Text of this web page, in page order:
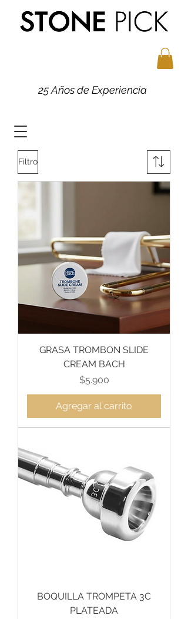
25 Años de Experiencia
Filtro
GRASA TROMBON SLIDE
CREAM BACH
Precio
$5.900
Agregar al carrito
BOQUILLA TROMPETA 3C
PLATEADA